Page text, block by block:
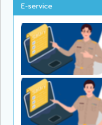
E-service